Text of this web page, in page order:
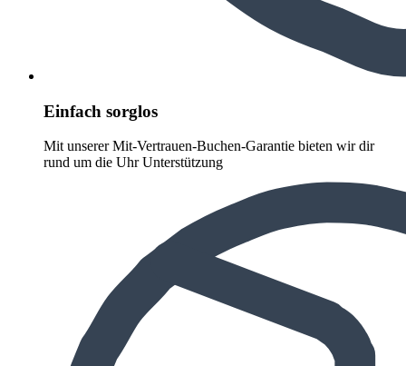
Einfach sorglos
Mit unserer Mit-Vertrauen-Buchen-Garantie bieten wir dir
rund um die Uhr Unterstützung